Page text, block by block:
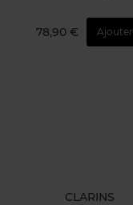
78,90 € Ajouter
CLARINS